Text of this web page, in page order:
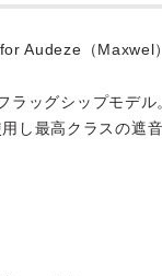
Audeze（Maxwel）
ラッグシップモデル
し最高クラスの遮